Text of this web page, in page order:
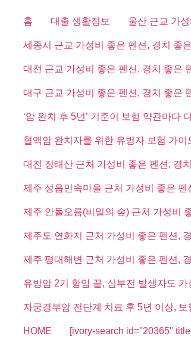
홈 대출 생활정보 울산 근교 가
세종시 근교 가성비 좋은 펜션, 경치 좋
대전 근교 가성비 좋은 펜션, 경치 좋은
대구 근교 가성비 좋은 펜션, 경치 좋은
‘암 완치 후 5년’ 기준이 보험 약관마다
혈액암 완치자를 위한 유병자 보험 가
대전 장태산 근처 가성비 좋은 펜션, 경
제주 성읍민속마을 근처 가성비 좋은 펜
제주 안돌오름(비밀의 숲) 근처 가성비
제주도 연화지 근처 가성비 좋은 펜션,
제주 평대해변 근처 가성비 좋은 펜션,
유방암 2기 항암 끝, 심부전 발생자도
자궁경부암 전단계 치료 후 5년 이상,
HOME [ivory-search id="20365"